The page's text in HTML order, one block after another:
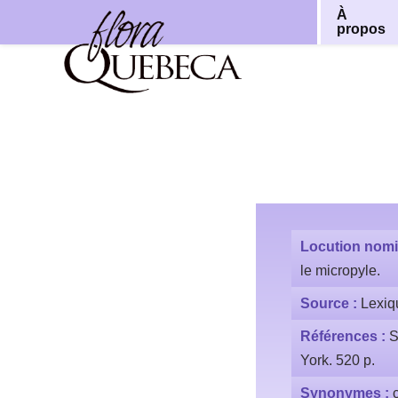
Aller
À
propos
Locution
le micropyle.
Source :
Références :
York. 520 p.
Synonymes :